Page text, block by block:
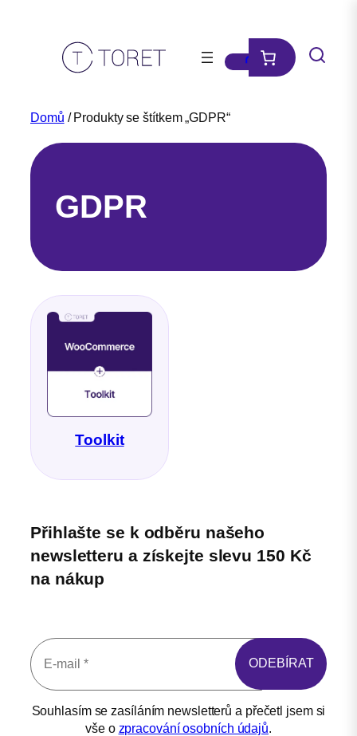
Domů / Produkty se štítkem „GDPR“
GDPR
Toolkit
Přihlašte se k odběru našeho
newsletteru a získejte slevu 150 Kč
na nákup
Souhlasím se zasíláním newsletterů a přečetl jsem si
vše o zpracování osobních údajů.